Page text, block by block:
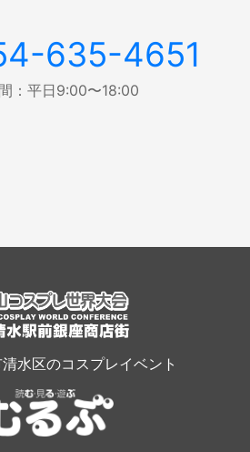
635-4651
：平日9:00〜18:00
水区のコスプレイベント